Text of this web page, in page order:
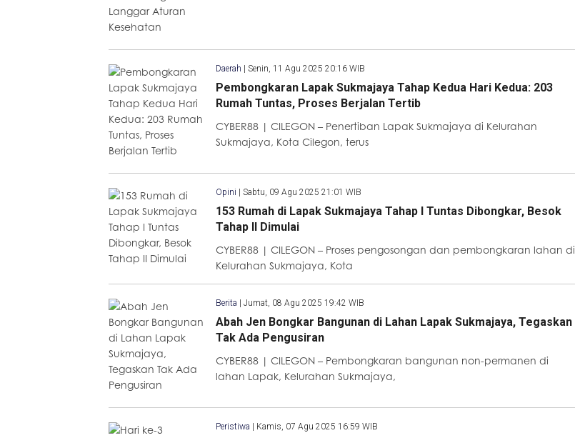
Daerah Senin, 11 Agu 2025 20:16 WIB
Pembongkaran Lapak Sukmajaya Tahap Kedua Hari Kedua: 203
Rumah Tuntas, Proses Berjalan Tertib
CYBER88 | CILEGON – Penertiban Lapak Sukmajaya di Kelurahan
Sukmajaya, Kota Cilegon, terus
Opini Sabtu, 09 Agu 2025 21:01 WIB
153 Rumah di Lapak Sukmajaya Tahap I Tuntas Dibongkar, Besok
Tahap II Dimulai
CYBER88 | CILEGON – Proses pengosongan dan pembongkaran lahan di
Kelurahan Sukmajaya, Kota
Berita Jumat, 08 Agu 2025 19:42 WIB
Abah Jen Bongkar Bangunan di Lahan Lapak Sukmajaya, Tegaskan
Tak Ada Pengusiran
CYBER88 | CILEGON – Pembongkaran bangunan non-permanen di
lahan Lapak, Kelurahan Sukmajaya,
Peristiwa Kamis, 07 Agu 2025 16:59 WIB